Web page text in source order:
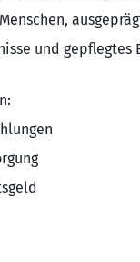
und gepflegtes